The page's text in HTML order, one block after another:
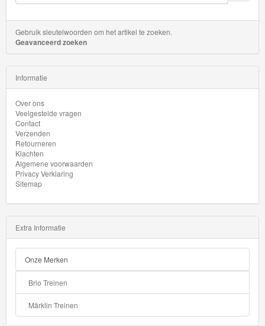
Gebruik sleutelwoorden om het artikel te zoeken.
Geavanceerd zoeken
Informatie
Over ons
Veelgestelde vragen
Contact
Verzenden
Retourneren
Klachten
Algemene voorwaarden
Privacy Verklaring
Sitemap
Extra Informatie
Onze Merken
Brio Treinen
Märklin Treinen